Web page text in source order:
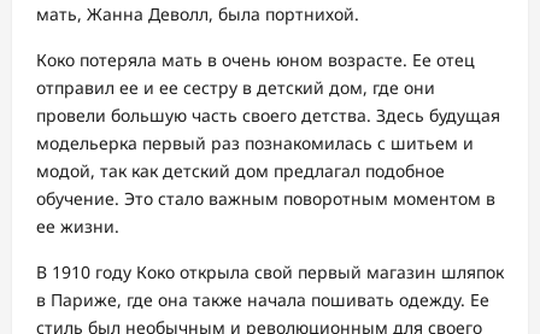
мать, Жанна Деволл, была портнихой.
Коко потеряла мать в очень юном возрасте. Ее отец
отправил ее и ее сестру в детский дом, где они
провели большую часть своего детства. Здесь будущая
модельерка первый раз познакомилась с шитьем и
модой, так как детский дом предлагал подобное
обучение. Это стало важным поворотным моментом в
ее жизни.
В 1910 году Коко открыла свой первый магазин шляпок
в Париже, где она также начала пошивать одежду. Ее
стиль был необычным и революционным для своего